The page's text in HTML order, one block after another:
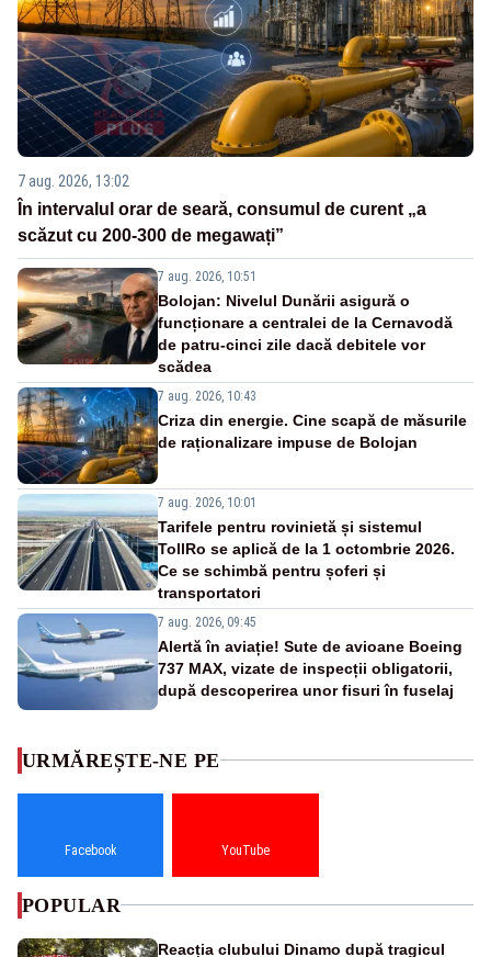
7 aug. 2026, 13:02
În intervalul orar de seară, consumul de curent „a
scăzut cu 200-300 de megawați”
7 aug. 2026, 10:51
Bolojan: Nivelul Dunării asigură o
funcționare a centralei de la Cernavodă
de patru-cinci zile dacă debitele vor
scădea
7 aug. 2026, 10:43
Criza din energie. Cine scapă de măsurile
de raționalizare impuse de Bolojan
7 aug. 2026, 10:01
Tarifele pentru rovinietă și sistemul
TollRo se aplică de la 1 octombrie 2026.
Ce se schimbă pentru șoferi și
transportatori
7 aug. 2026, 09:45
Alertă în aviație! Sute de avioane Boeing
737 MAX, vizate de inspecții obligatorii,
după descoperirea unor fisuri în fuselaj
URMĂREȘTE-NE PE
Facebook YouTube
POPULAR
Reacția clubului Dinamo după tragicul